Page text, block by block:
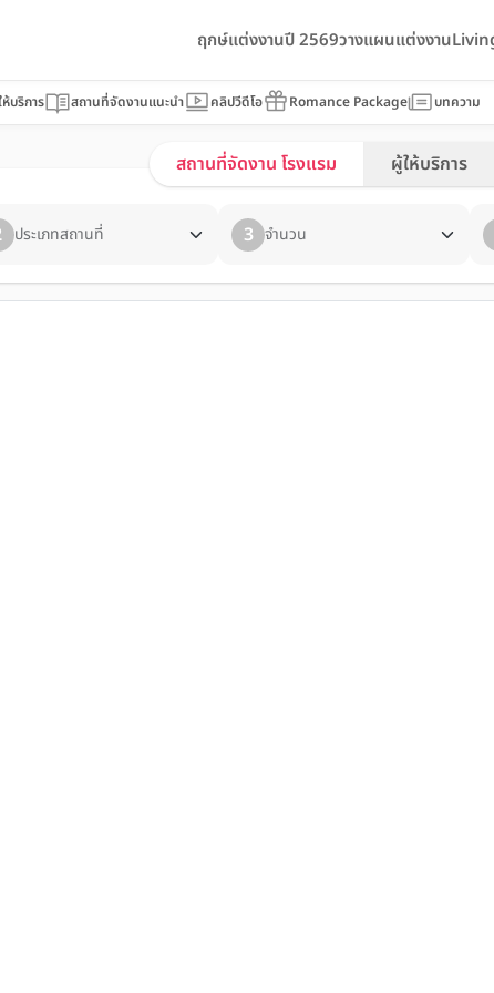
ฤกษ์แต่งงานปี 2569วางแผนแต่งงาน
ห้บริการ สถานที่จัดงานแนะนำ คลิปวีดีโอ Romance Package บทความ
สถานที่จัดงาน โรงแรม ผู้ให้บริการ
ประเภทสถานที่ 3 จำนวน